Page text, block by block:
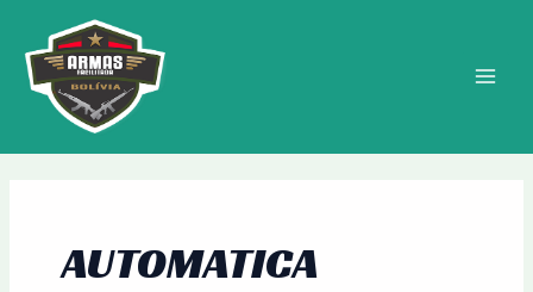
para
conteúdo
AUTOMATICA